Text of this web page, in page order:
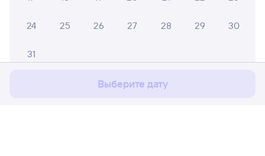
24 25 26 27 28 29 30
31
Выберите дату